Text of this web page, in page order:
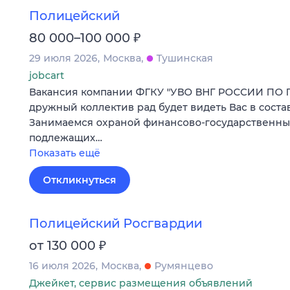
Полицейский
80 000–100 000 ₽
29 июля 2026 Москва
Тушинская
jobcart
Вакансия компании ФГКУ "УВО ВНГ РОССИИ
дружный коллектив рад будет видеть Вас в
Занимаемся охраной финансово-
подлежащих…
Показать ещё
Откликнуться
Полицейский Росгвардии
от 130 000 ₽
16 июля 2026 Москва
Румянцево
Джейкет, сервис размещения объявлений